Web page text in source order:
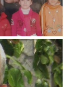
ABBASI Y SUS
HIJOS